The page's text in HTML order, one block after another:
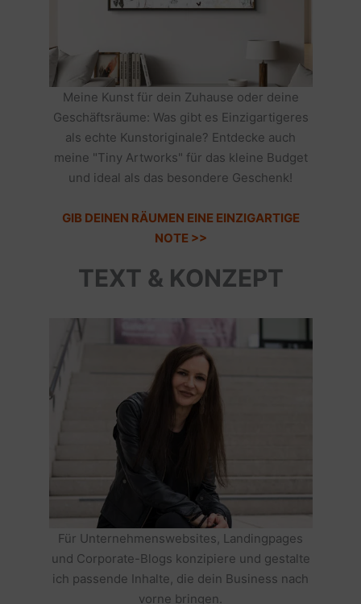
Meine Kunst für dein Zuhause oder deine
Geschäftsräume: Was gibt es Einzigartigeres
als echte Kunstoriginale? Entdecke auch
meine "Tiny Artworks" für das kleine Budget
und ideal als das besondere Geschenk!
GIB DEINEN RÄUMEN EINE EINZIGARTIGE
NOTE >>
TEXT & KONZEPT
Für Unternehmenswebsites, Landingpages
und Corporate-Blogs konzipiere und gestalte
ich passende Inhalte, die dein Business nach
vorne bringen.